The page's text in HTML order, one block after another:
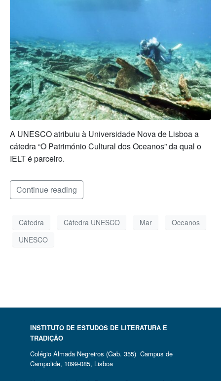
A UNESCO atribuiu à Universidade Nova de Lisboa a
cátedra “O Património Cultural dos Oceanos” da qual o
IELT é parceiro.
Continue reading
Cátedra Cátedra UNESCO Mar
Oceanos
UNESCO
INSTITUTO DE ESTUDOS DE LITERATURA E
TRADIÇÃO
Colégio Almada Negreiros (Gab. 355) Campus de
Campolide, 1099-085, Lisboa